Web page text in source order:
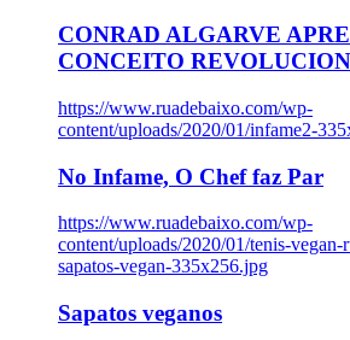
CONRAD ALGARVE
CONCEITO
https://www.ruadebaixo.com/wp-
content/uploads/2020/01/infame2-
No Infame, O Chef faz Par
https://www.ruadebaixo.com/wp-
content/uploads/2020/01/tenis-
sapatos-vegan-335x256.jpg
Sapatos veganos